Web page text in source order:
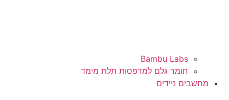
Bambu Labs
חומר גלם למדפסות תלת מימד
מחשבים ניידים